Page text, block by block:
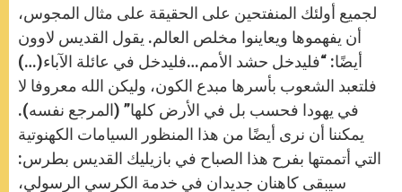
لجميع أولئك المنفتحين على الحقيقة على مثال المجوس،
أن يفهموها ويعاينوا مخلص العالم. يقول القديس لاوون
أيضًا: “فليدخل حشد الأمم…فليدخل في عائلة الآباء(…)
فلتعبد الشعوب بأسرها مبدع الكون، وليكن الله معروفا لا
في يهودا فحسب بل في الأرض كلها” (المرجع نفسه).
يمكننا أن نرى أيضًا من هذا المنظور السيامات الكهنوتية
التي أتممتها بفرح هذا الصباح في بازيليك القديس بطرس:
سيبقى كاهنان جديدان في خدمة الكرسي الرسولي،